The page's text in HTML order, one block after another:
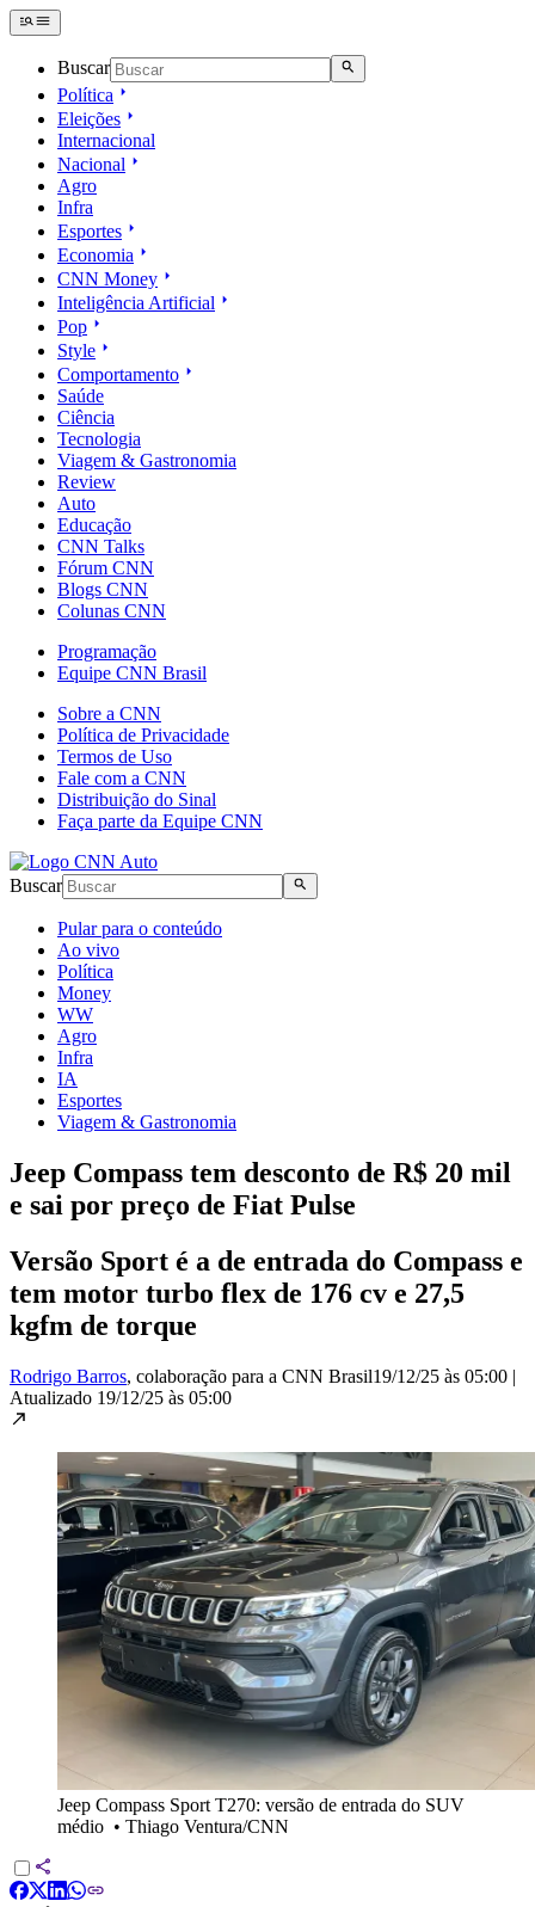
Buscar
Política
Eleições
Internacional
Nacional
Agro
Infra
Esportes
Economia
CNN Money
Inteligência Artificial
Pop
Style
Comportamento
Saúde
Ciência
Tecnologia
Viagem & Gastronomia
Review
Auto
Educação
CNN Talks
Fórum CNN
Blogs CNN
Colunas CNN
Programação
Equipe CNN Brasil
Sobre a CNN
Política de Privacidade
Termos de Uso
Fale com a CNN
Distribuição do Sinal
Faça parte da Equipe CNN
Buscar
Pular para o conteúdo
Ao vivo
Política
Money
WW
Agro
Infra
IA
Esportes
Viagem & Gastronomia
Jeep Compass tem desconto de R$ 20 mil
e sai por preço de Fiat Pulse
Versão Sport é a de entrada do Compass e
tem motor turbo flex de 176 cv e 27,5
kgfm de torque
Rodrigo Barros, colaboração para a CNN Brasil19/12/25 às 05:00 |
Atualizado 19/12/25 às 05:00
Jeep Compass Sport T270: versão de entrada do SUV
médio • Thiago Ventura/CNN